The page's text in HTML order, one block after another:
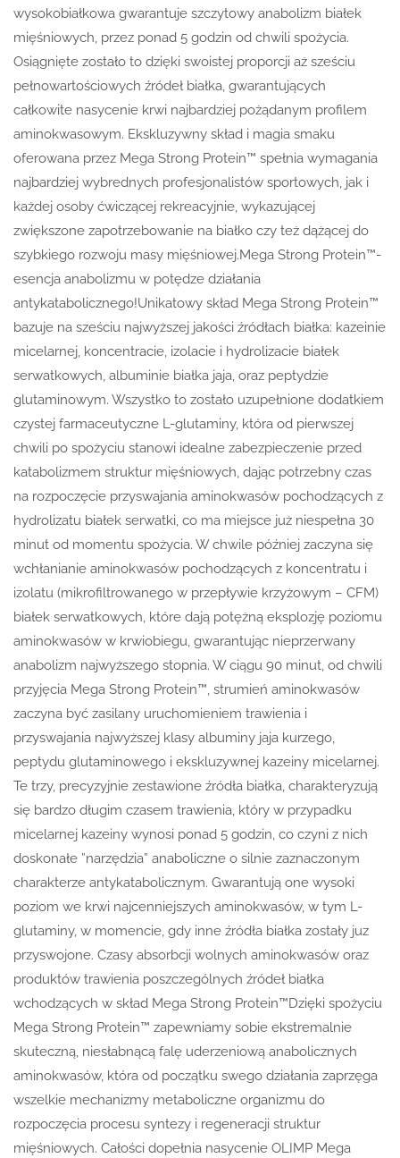
wysokobiałkowa gwarantuje szczytowy anabolizm białek
mięśniowych, przez ponad 5 godzin od chwili spożycia.
Osiągnięte zostało to dzięki swoistej proporcji aż sześciu
pełnowartościowych źródeł białka, gwarantujących
całkowite nasycenie krwi najbardziej pożądanym profilem
aminokwasowym. Ekskluzywny skład i magia smaku
oferowana przez Mega Strong Protein™ spełnia wymagania
najbardziej wybrednych profesjonalistów sportowych, jak i
każdej osoby ćwiczącej rekreacyjnie, wykazującej
zwiększone zapotrzebowanie na białko czy też dążącej do
szybkiego rozwoju masy mięśniowej.Mega Strong Protein™-
esencja anabolizmu w potędze działania
antykatabolicznego!Unikatowy skład Mega Strong Protein™
bazuje na sześciu najwyższej jakości źródłach białka: kazeinie
micelarnej, koncentracie, izolacie i hydrolizacie białek
serwatkowych, albuminie białka jaja, oraz peptydzie
glutaminowym. Wszystko to zostało uzupełnione dodatkiem
czystej farmaceutyczne L-glutaminy, która od pierwszej
chwili po spożyciu stanowi idealne zabezpieczenie przed
katabolizmem struktur mięśniowych, dając potrzebny czas
na rozpoczęcie przyswajania aminokwasów pochodzących z
hydrolizatu białek serwatki, co ma miejsce już niespełna 30
minut od momentu spożycia. W chwile później zaczyna się
wchłanianie aminokwasów pochodzących z koncentratu i
izolatu (mikrofiltrowanego w przepływie krzyżowym – CFM)
białek serwatkowych, które dają potężną eksplozję poziomu
aminokwasów w krwiobiegu, gwarantując nieprzerwany
anabolizm najwyższego stopnia. W ciągu 90 minut, od chwili
przyjęcia Mega Strong Protein™, strumień aminokwasów
zaczyna być zasilany uruchomieniem trawienia i
przyswajania najwyższej klasy albuminy jaja kurzego,
peptydu glutaminowego i ekskluzywnej kazeiny micelarnej.
Te trzy, precyzyjnie zestawione źródła białka, charakteryzują
się bardzo długim czasem trawienia, który w przypadku
micelarnej kazeiny wynosi ponad 5 godzin, co czyni z nich
doskonałe ”narzędzia” anaboliczne o silnie zaznaczonym
charakterze antykatabolicznym. Gwarantują one wysoki
poziom we krwi najcenniejszych aminokwasów, w tym L-
glutaminy, w momencie, gdy inne źródła białka zostały juz
przyswojone. Czasy absorbcji wolnych aminokwasów oraz
produktów trawienia poszczególnych źródeł białka
wchodzących w skład Mega Strong Protein™Dzięki spożyciu
Mega Strong Protein™ zapewniamy sobie ekstremalnie
skuteczną, niesłabnącą falę uderzeniową anabolicznych
aminokwasów, która od początku swego działania zaprzęga
wszelkie mechanizmy metaboliczne organizmu do
rozpoczęcia procesu syntezy i regeneracji struktur
mięśniowych. Całości dopełnia nasycenie OLIMP Mega